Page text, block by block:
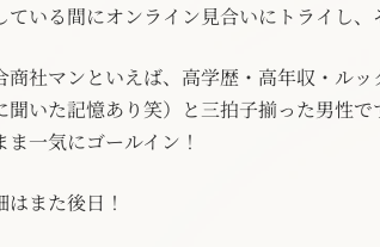
ている間にオンライン見合いにトライし
商社マンといえば、高学歴・高年収・ル
聞いた記憶あり笑）と三拍子揃った男性
ま一気にゴールイン！
はまた後日！